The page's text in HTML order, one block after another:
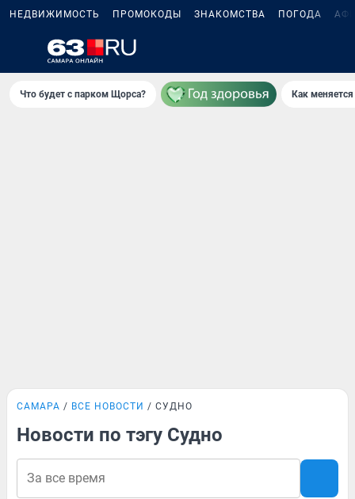
НЕДВИЖИМОСТЬ ПРОМОКОДЫ ЗНАКОМСТВА ПОГОДА
Что будет с парком Щорса? Как
САМАРА ВСЕ НОВОСТИ СУДНО
Новости по тэгу Судно